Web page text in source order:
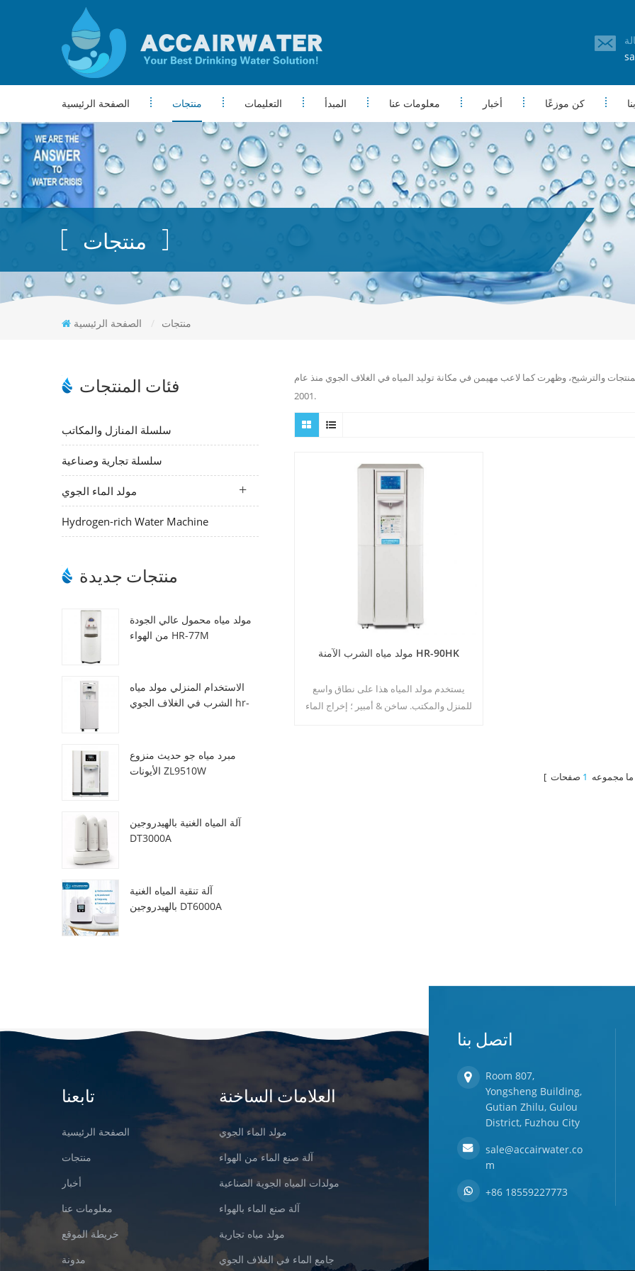
الصفحة الرئيسية منتجات التعليمات المبدأ معلومات عنا أخبار كن موزعًا
منتجات
الصفحة الرئيسية / منتجات
فئات المنتجات
سلسلة المنازل والمكاتب
سلسلة تجارية وصناعية
مولد الماء الجوي
Hydrogen-rich Water Machine
منتجات جديدة
مولد مياه محمول عالي الجودة
من الهواء HR-77M
الاستخدام المنزلي مولد مياه
الشرب في الغلاف الجوي hr-
مبرد مياه جو حديث منزوع
الأيونات ZL9510W
آلة المياه الغنية بالهيدروجين
DT3000A
آلة تنقية المياه الغنية
بالهيدروجين DT6000A
والترشيح، وظهرت كما لاعب مهيمن في مكانة توليد المياه في الغلاف الجوي منذ عام
2001.
مولد مياه الشرب الآمنة HR-90HK
يستخدم مولد المياه هذا على نطاق واسع
للمنزل والمكتب. ساخن & أمبير ؛ إخراج الماء
[ ما مجموعه 1
تابعنا
الصفحة الرئيسية
منتجات
أخبار
معلومات عنا
خريطة الموقع
مدونة
العلامات الساخنة
مولد الماء الجوي
آلة صنع الماء من الهواء
مولدات المياه الجوية الصناعية
آلة صنع الماء بالهواء
مولد مياه تجارية
جامع الماء في الغلاف الجوي
اتصل بنا
Room 807,
Yongsheng Building,
Gutian Zhilu, Gulou
District, Fuzhou City
sale@accairwater.co
m
+86 18559227773